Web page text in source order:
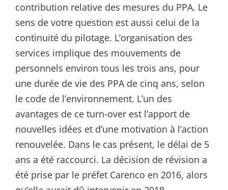
contribution relative des mesures du PPA. Le
sens de votre question est aussi celui de la
continuité du pilotage. L’organisation des
services implique des mouvements de
personnels environ tous les trois ans, pour
une durée de vie des PPA de cinq ans, selon
le code de l’environnement. L’un des
avantages de ce turn-over est l’apport de
nouvelles idées et d’une motivation à l’action
renouvelée. Dans le cas présent, le délai de 5
ans a été raccourci. La décision de révision a
été prise par le préfet Carenco en 2016, alors